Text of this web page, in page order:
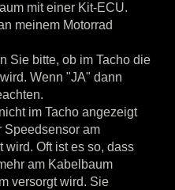
mit einer Kit-ECU.
meinem Motorrad
Sie bitte, ob im Tacho die
Wenn "JA" dann
im Tacho angezeigt
Speedsensor am
wird. Oft ist es so, dass
am Kabelbaum
versorgt wird. Sie